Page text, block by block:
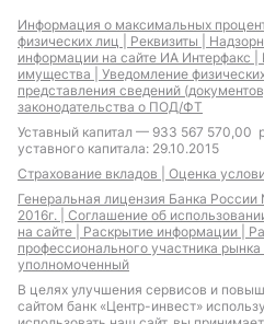
Информация о максимальных
физических лиц | Реквизиты |
информации на сайте ИА Интерфакс |
имущества | Уведомление
представления сведений
законодательства о ПОД/ФТ
Уставный капитал — 933 567 570,00
уставного капитала: 29.10.2015
Страхование вкладов | Оценка
Генеральная лицензия Банка России
2016г. | Соглашение об
на сайте | Раскрытие информации |
профессионального участника
уполномоченный
В целях улучшения сервисов и
сайтом банк «Центр-инвест»